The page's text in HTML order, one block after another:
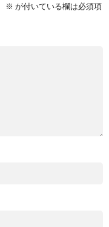
※ が付いている欄は必須項